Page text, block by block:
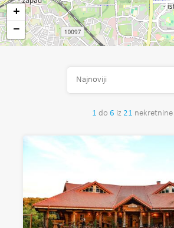
+
−
1 do 6 iz 21 nekretnine
Najnoviji